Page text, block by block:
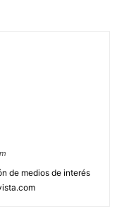
de medios de interés